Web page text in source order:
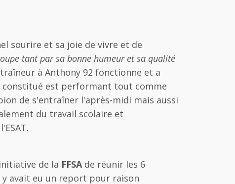
sourire et sa joie de vivre et de
tant par sa bonne humeur et sa qualité
à Anthony 92 fonctionne et a
constitué est performant tout comme
de s'entraîner l'après-midi mais aussi
du travail scolaire et
de la FFSAde réunir les 6
y avait eu un report pour raison